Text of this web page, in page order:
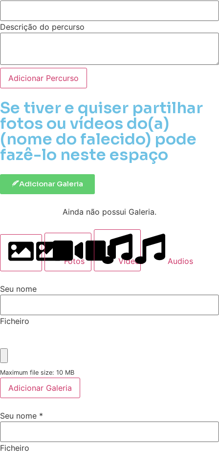
Descrição do percurso
Adicionar Percurso
Se tiver e quiser partilhar
fotos ou vídeos do(a)
(nome do falecido) pode
fazê-lo neste espaço
Adicionar Galeria
Ainda não possui Galeria.
Fotos Videos Audios
Seu nome
Ficheiro
Maximum file size: 10 MB
Adicionar Galeria
Seu nome *
Ficheiro